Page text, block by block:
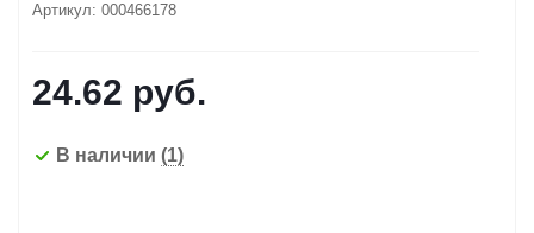
Артикул: 000466178
24.62 руб.
В наличии (1)